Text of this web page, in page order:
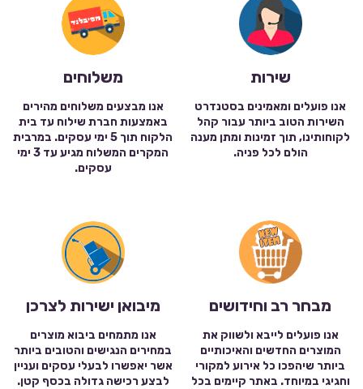
שירות
אנו פועלים ומאמינים בסטנדרט
השירות הטוב ביותר עבור קהל
לקוחותינו, תוך זמינות ומתן מענה
הולם לכל פניה.
משלוחים
אנו מבצעים משלוחים מהירים
באמצעות חברת שילוח עד בית
הלקוח תוך 5 ימי עסקים. במרבית
המקרים המשלוח מגיע עד 3 ימי
עסקים.
מבחר רב וחידושים
אנו פועלים לייבא ולשווק את
המוצרים החדשים והאיכותיים
ביותר שיהפכו כל אירוע למקורי
וחגיגי במיוחד. באתר קיימים בכל
מיבואן ישירות לצרכן
אנו מתמחים ביבוא מוצרים
במחירים הנגישים והטובים ביותר
אשר יאפשרו לבעלי עסקים ועניין
לבצע רכישה גדולה בכסף קטן.